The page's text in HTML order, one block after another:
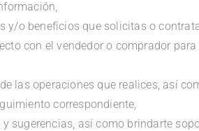
y/o beneficios que solicitas o
con el vendedor o comprador para
las operaciones que realices, así
correspondiente,
sugerencias, así como brindarte